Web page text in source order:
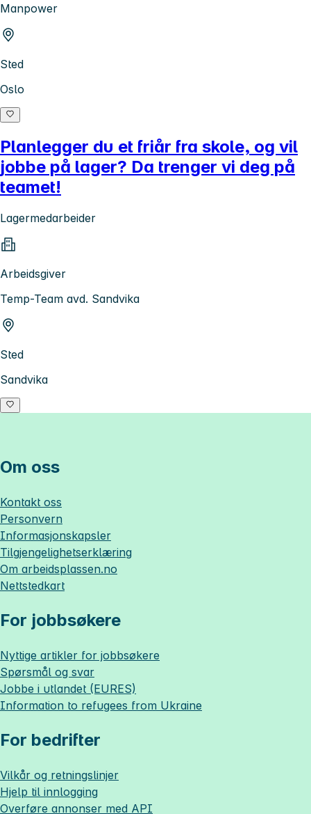
Manpower
Sted
Oslo
Planlegger du et friår fra skole, og vil
jobbe på lager? Da trenger vi deg på
teamet!
Lagermedarbeider
Arbeidsgiver
Temp-Team avd. Sandvika
Sted
Sandvika
Om oss
Kontakt oss
Personvern
Informasjonskapsler
Tilgjengelighetserklæring
Om arbeidsplassen.no
Nettstedkart
For jobbsøkere
Nyttige artikler for jobbsøkere
Spørsmål og svar
Jobbe i utlandet (EURES)
Information to refugees from Ukraine
For bedrifter
Vilkår og retningslinjer
Hjelp til innlogging
Overføre annonser med API